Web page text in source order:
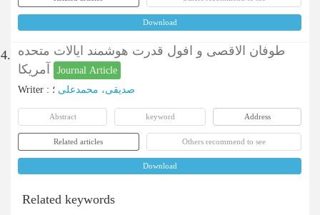
Download
4. طوفان الاقصی و افول قدرت هوشمند ایالات متحده
Journal Article
Writer : صدیقی، محمدعلی ؛
Abstract keyword Address
Related articles Others recommend to see
Download
Related keywords